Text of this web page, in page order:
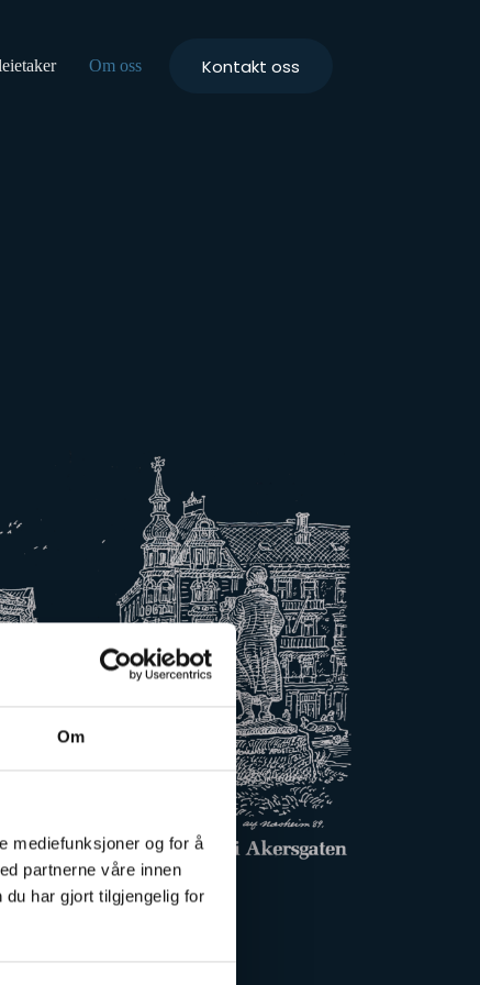
Om
mediefunksjoner og for å
partnerne våre innen
har gjort tilgjengelig for
Om oss Kontakt oss